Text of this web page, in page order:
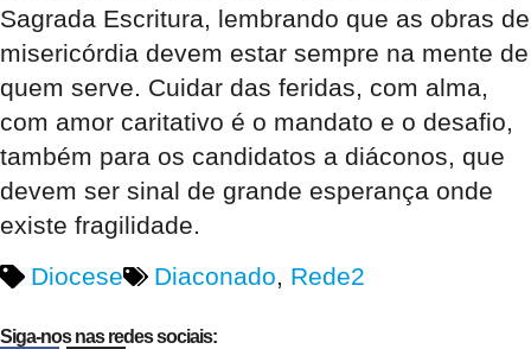
Sagrada Escritura, lembrando que as obras de
misericórdia devem estar sempre na mente de
quem serve. Cuidar das feridas, com alma,
com amor caritativo é o mandato e o desafio,
também para os candidatos a diáconos, que
devem ser sinal de grande esperança onde
existe fragilidade.
Diocese
Diaconado, Rede2
Siga-nos nas redes sociais: